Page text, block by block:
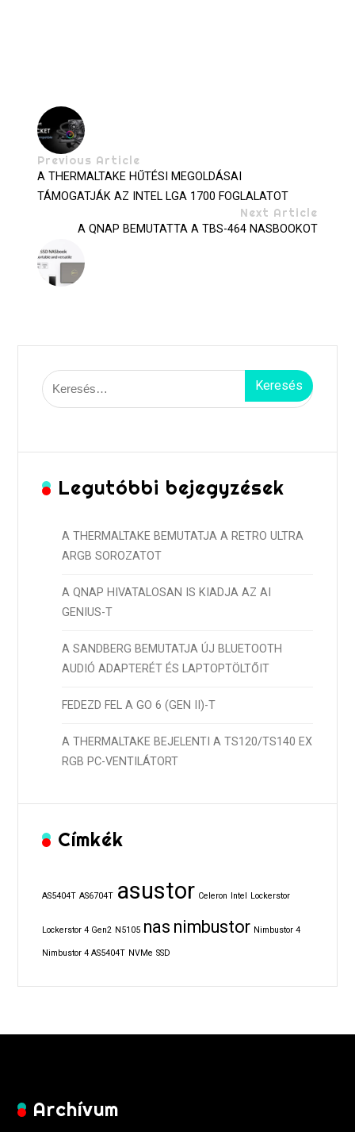
Previous Article
A THERMALTAKE HŰTÉSI MEGOLDÁSAI
TÁMOGATJÁK AZ INTEL LGA 1700 FOGLALATOT
Next Article
A QNAP BEMUTATTA A TBS-464 NASBOOKOT
Keresés:
Legutóbbi bejegyzések
A THERMALTAKE BEMUTATJA A RETRO ULTRA
ARGB SOROZATOT
A QNAP HIVATALOSAN IS KIADJA AZ AI
GENIUS-T
A SANDBERG BEMUTATJA ÚJ BLUETOOTH
AUDIÓ ADAPTERÉT ÉS LAPTOPTÖLTŐIT
FEDEZD FEL A GO 6 (GEN II)-T
A THERMALTAKE BEJELENTI A TS120/TS140 EX
RGB PC-VENTILÁTORT
Címkék
AS5404T AS6704T asustor Celeron Intel Lockerstor
Lockerstor 4 Gen2 N5105 nas nimbustor Nimbustor 4
Nimbustor 4 AS5404T NVMe SSD
Archívum